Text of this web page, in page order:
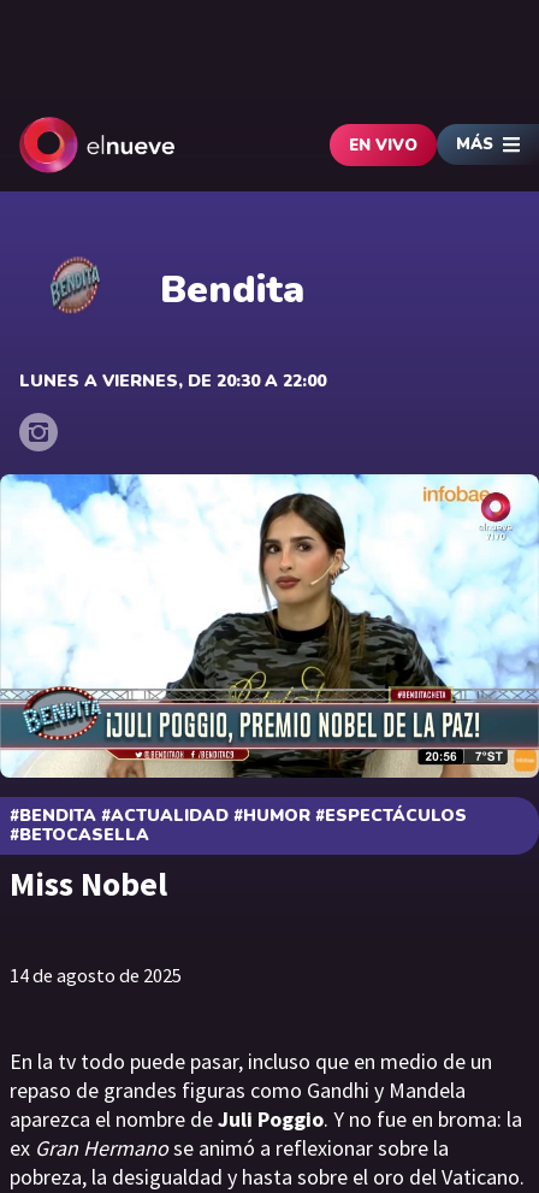
EN VIVO MÁS
Bendita
LUNES A VIERNES, DE 20:30 A 22:00
#BENDITA #ACTUALIDAD #HUMOR #ESPECTÁCULOS
#BETOCASELLA
Miss Nobel
14 de agosto de 2025
En la tv todo puede pasar, incluso que en medio de un
repaso de grandes figuras como Gandhi y Mandela
aparezca el nombre deJuli Poggio. Y no fue en broma: la
ex Gran Hermanose animó a reflexionar sobre la
pobreza, la desigualdad y hasta sobre el oro del Vaticano.